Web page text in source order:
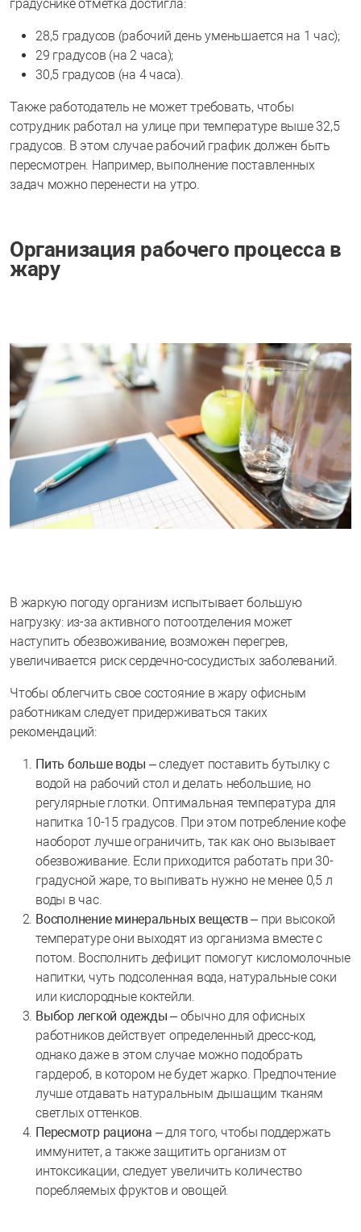
градуснике отметка достигла:
28,5 градусов (рабочий день уменьшается на 1 час);
29 градусов (на 2 часа);
30,5 градусов (на 4 часа).
Также работодатель не может требовать, чтобы
сотрудник работал на улице при температуре выше 32,5
градусов. В этом случае рабочий график должен быть
пересмотрен. Например, выполнение поставленных
задач можно перенести на утро.
Организация рабочего процесса в
жару
В жаркую погоду организм испытывает большую
нагрузку: из-за активного потоотделения может
наступить обезвоживание, возможен перегрев,
увеличивается риск сердечно-сосудистых заболеваний.
Чтобы облегчить свое состояние в жару офисным
работникам следует придерживаться таких
рекомендаций:
Пить больше воды – следует поставить бутылку с
водой на рабочий стол и делать небольшие, но
регулярные глотки. Оптимальная температура для
напитка 10-15 градусов. При этом потребление кофе
наоборот лучше ограничить, так как оно вызывает
обезвоживание. Если приходится работать при 30-
градусной жаре, то выпивать нужно не менее 0,5 л
воды в час.
Восполнение минеральных веществ– при высокой
температуре они выходят из организма вместе с
потом. Восполнить дефицит помогут кисломолочные
напитки, чуть подсоленная вода, натуральные соки
или кислородные коктейли.
Выбор легкой одежды – обычно для офисных
работников действует определенный дресс-код,
однако даже в этом случае можно подобрать
гардероб, в котором не будет жарко. Предпочтение
лучше отдавать натуральным дышащим тканям
светлых оттенков.
Пересмотр рациона – для того, чтобы поддержать
иммунитет, а также защитить организм от
интоксикации, следует увеличить количество
поребляемых фруктов и овощей.